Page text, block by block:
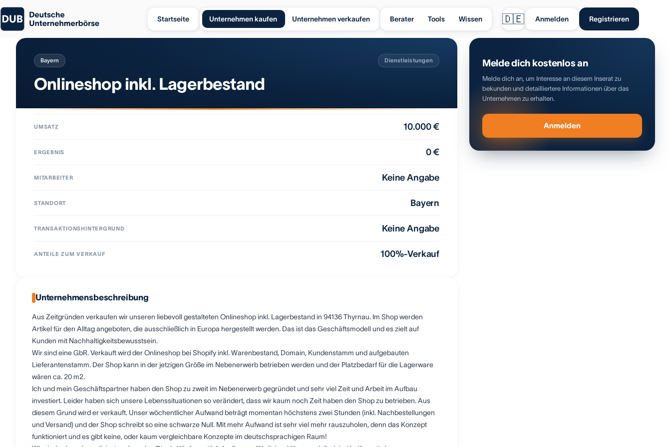
Startseite Unternehmen kaufen Unternehmen verkaufen Berater Tools Wissen 🇩🇪 Anmelden Registrieren
Bayern Dienstleistungen
Onlineshop inkl. Lagerbestand
UMSATZ 10.000 €
ERGEBNIS 0 €
MITARBEITER Keine Angabe
STANDORT Bayern
TRANSAKTIONSHINTERGRUND Keine Angabe
ANTEILE ZUM VERKAUF 100%-Verkauf
Unternehmensbeschreibung
Aus Zeitgründen verkaufen wir unseren liebevoll gestalteten Onlineshop inkl. Lagerbestand in 94136 Thyrnau. Im Shop werden
Artikel für den Alltag angeboten, die ausschließlich in Europa hergestellt werden. Das ist das Geschäftsmodell und es zielt auf
Kunden mit Nachhaltigkeitsbewusstsein.
Wir sind eine GbR. Verkauft wird der Onlineshop bei Shopify inkl. Warenbestand, Domain, Kundenstamm und aufgebauten
Lieferantenstamm. Der Shop kann in der jetzigen Größe im Nebenerwerb betrieben werden und der Platzbedarf für die Lagerware
wären ca. 20 m2.
Ich und mein Geschäftspartner haben den Shop zu zweit im Nebenerwerb gegründet und sehr viel Zeit und Arbeit im Aufbau
investiert. Leider haben sich unsere Lebenssituationen so verändert, dass wir kaum noch Zeit haben den Shop zu betrieben. Aus
diesem Grund wird er verkauft. Unser wöchentlicher Aufwand beträgt momentan höchstens zwei Stunden (inkl. Nachbestellungen
und Versand) und der Shop schreibt so eine schwarze Null. Mit mehr Aufwand ist sehr viel mehr rauszuholen, denn das Konzept
funktioniert und es gibt keine, oder kaum vergleichbare Konzepte im deutschsprachigen Raum!
Melde dich kostenlos an
Melde dich an, um Interesse an diesem Inserat zu
bekunden und detailliertere Informationen über das
Unternehmen zu erhalten.
Anmelden